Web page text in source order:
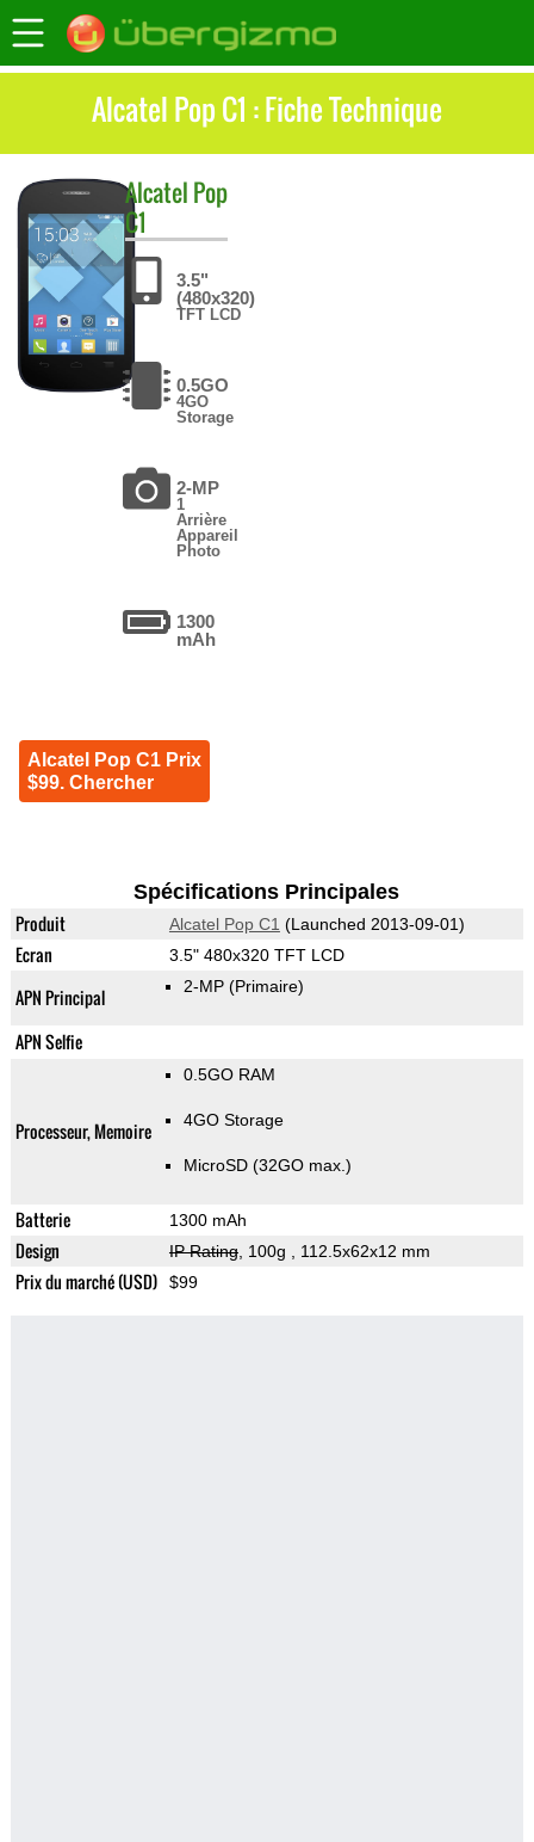
Alcatel Pop C1 : Fiche Technique
Alcatel Pop
C1
3.5"
(480x320)
TFT LCD
0.5GO
4GO
Storage
2-MP
1
Arrière
Appareil
Photo
1300
mAh
Alcatel Pop C1 Prix
$99. Chercher
Spécifications Principales
Produit Alcatel Pop C1 (Launched 2013-09-01)
Ecran 3.5" 480x320 TFT LCD
APN Principal 2-MP (Primaire)
APN Selfie
Processeur, Memoire
0.5GO RAM
4GO Storage
MicroSD (32GO max.)
Batterie 1300 mAh
Design IP Rating, 100g , 112.5x62x12 mm
Prix du marché (USD) $99